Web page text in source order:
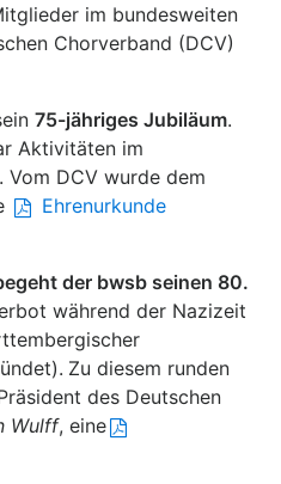
im bundesweiten
Chorverband (DCV)
75-jähriges Jubiläum.
Aktivitäten im
DCV wurde dem
Ehrenurkunde
der bwsb seinen 80.
während der Nazizeit
Zu diesem runden
des Deutschen
Wulff, eine